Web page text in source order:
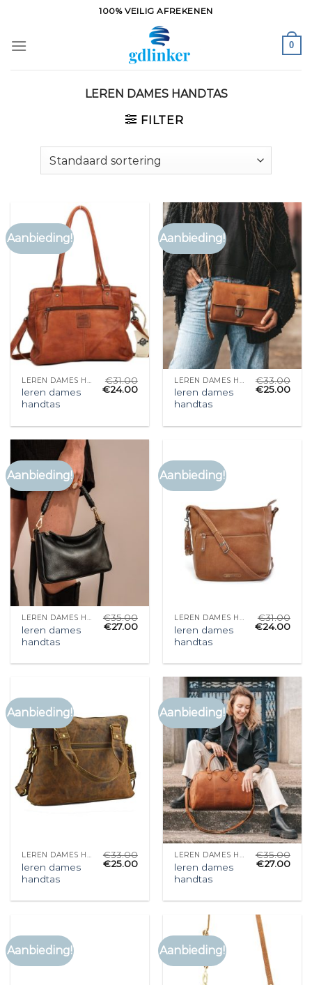
inhoud
100% VEILIG AFREKENEN
0
LEREN DAMES HANDTAS
FILTER
Aanbieding!
leren dames
handtas
€31.00
€24.00
Aanbieding!
leren dames
handtas
€33.00
€25.00
Aanbieding!
LEREN DAMES HANDTAS
leren dames
handtas
€35.00
€27.00
Aanbieding!
LEREN DAMES HANDTAS
leren dames
handtas
€31.00
€24.00
Aanbieding!
LEREN DAMES HANDTAS
leren dames
handtas
€33.00
€25.00
Aanbieding!
LEREN DAMES HANDTAS
leren dames
handtas
€35.00
€27.00
Aanbieding! Aanbieding!